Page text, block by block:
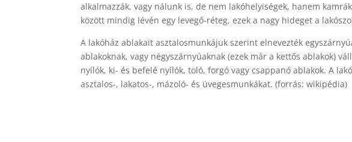
alkalmazzák, vagy nálunk is, de nem lakóhelyiségek, hanem
között mindig lévén egy levegő-réteg, ezek a nagy hideget a
A lakóház ablakait asztalosmunkájuk szerint elnevezték
ablakoknak, vagy négyszárnyúaknak (ezek már a kettős ablakok)
nyílók, ki- és befelé nyílók, toló, forgó vagy csappanó ablakok. A
asztalos-, lakatos-, mázoló- és üvegesmunkákat. (forrás: wikipédia)